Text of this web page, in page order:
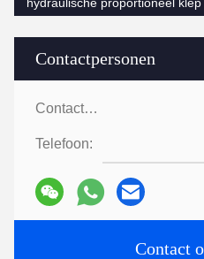
Contactpersonen
Contactpersonen:
Telefoon:
Contact